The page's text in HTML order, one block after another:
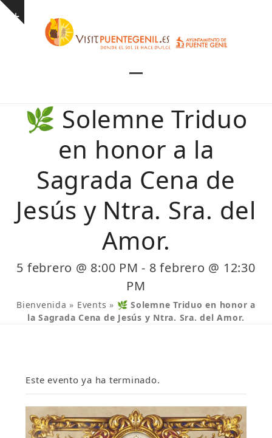
Skip
Show
mobile
menu
mobile
menu
🌿 Solemne Triduo
en honor a la
Sagrada Cena de
Jesús y Ntra. Sra. del
Amor.
5 febrero @ 8:00 PM - 8 febrero @ 12:30
PM
Bienvenida » Events » 🌿 Solemne Triduo en honor a
la Sagrada Cena de Jesús y Ntra. Sra. del Amor.
Este evento ya ha terminado.